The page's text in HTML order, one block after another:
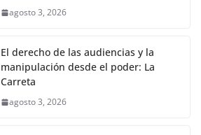
agosto 3, 2026
El derecho de las audiencias y la
manipulación desde el poder: La
Carreta
agosto 3, 2026